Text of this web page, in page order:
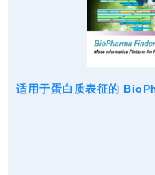
适用于蛋白质表征的